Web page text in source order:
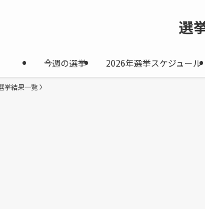
選
今週の選挙 2026年選挙スケジュール
挙結果一覧